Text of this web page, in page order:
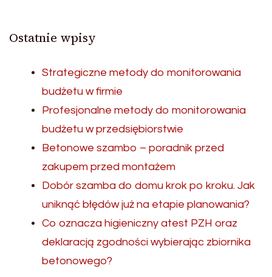
Ostatnie wpisy
Strategiczne metody do monitorowania
budżetu w firmie
Profesjonalne metody do monitorowania
budżetu w przedsiębiorstwie
Betonowe szambo – poradnik przed
zakupem przed montażem
Dobór szamba do domu krok po kroku. Jak
uniknąć błędów już na etapie planowania?
Co oznacza higieniczny atest PZH oraz
deklaracją zgodności wybierając zbiornika
betonowego?